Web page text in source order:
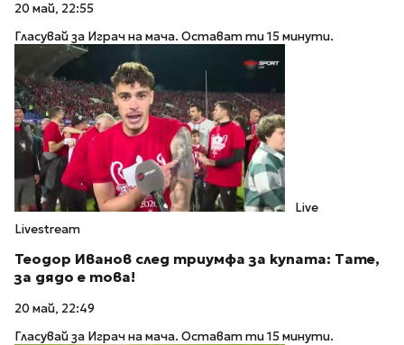
20 май, 22:55
Гласувай за Играч на мача. Остават ти 15 минути.
Live
Livestream
Теодор Иванов след триумфа за купата: Тате,
за дядо е това!
20 май, 22:49
Гласувай за Играч на мача. Остават ти 15 минути.